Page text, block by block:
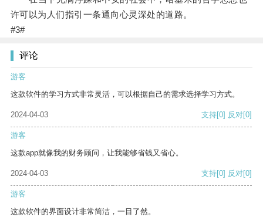
许可以为人们指引一条通向心灵深处的道路。
#3#
评论
游客
这款软件的学习方式非常灵活，可以根据自己的需求选择学习方式。
2024-04-03 支持[0] 反对[0]
游客
这款app就像我的财务顾问，让我能够省钱又省心。
2024-04-03 支持[0] 反对[0]
游客
这款软件的界面设计非常简洁，一目了然。